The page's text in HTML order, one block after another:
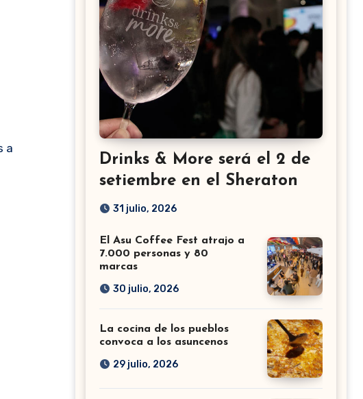
Drinks & More será el 2 de
setiembre en el Sheraton
31 julio, 2026
El Asu Coffee Fest atrajo a
7.000 personas y 80
marcas
30 julio, 2026
La cocina de los pueblos
convoca a los asuncenos
29 julio, 2026